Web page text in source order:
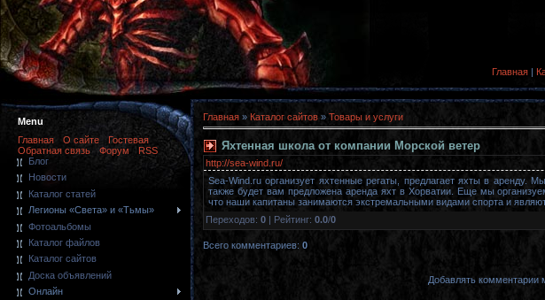
Главная |
Menu
Главная
О сайте
Гостевая
Обратная связь
Форум
RSS
Блог
Новости
Каталог статей
Легионы «Света» и «Тьмы»
Фотоальбомы
Каталог файлов
Каталог сайтов
Доска объявлений
Онлайн
Главная » Каталог сайтов » Товары и услуги
Яхтенная школа от компании Морской ветер
http://sea-wind.ru/
Sea-Wind.ru организует яхтенные регаты, предлагает яхты в аренду.
также будет вам предложена аренда яхт в Хорватии. Еще мы
что наши капитаны занимаются экстремальными видами спорта и
Переходов: 0 | Рейтинг: 0.0/0
Всего комментариев: 0
Добавлять комментарии